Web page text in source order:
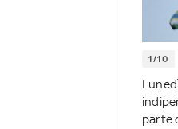
1/10
parte